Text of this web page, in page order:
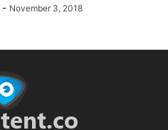
- November 3, 2018